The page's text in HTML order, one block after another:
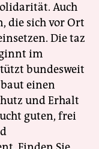
Auch
die sich vor Ort
Die taz
im
bundesweit
einen
und Erhalt
guten, frei